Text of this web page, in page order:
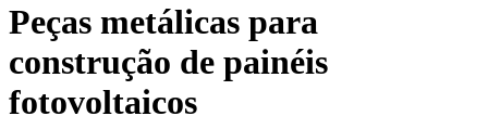
Peças metálicas para
construção de painéis
fotovoltaicos